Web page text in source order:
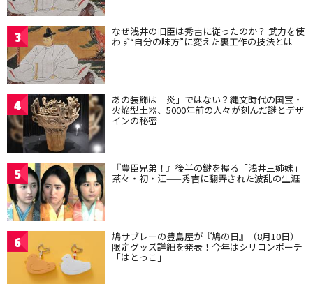
3 なぜ浅井の旧臣は秀吉に従ったのか？ 武力を使
わず“自分の味方”に変えた裏工作の技法とは
4 あの装飾は「炎」ではない？縄文時代の国宝・
火焔型土器、5000年前の人々が刻んだ謎とデザ
インの秘密
5 『豊臣兄弟！』後半の鍵を握る「浅井三姉妹」
茶々・初・江——秀吉に翻弄された波乱の生涯
6 鳩サブレーの豊島屋が『鳩の日』（8月10日）
限定グッズ詳細を発表！今年はシリコンポーチ
「はとっこ」